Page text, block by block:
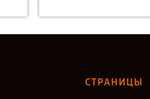
СТРАНИЦЫ